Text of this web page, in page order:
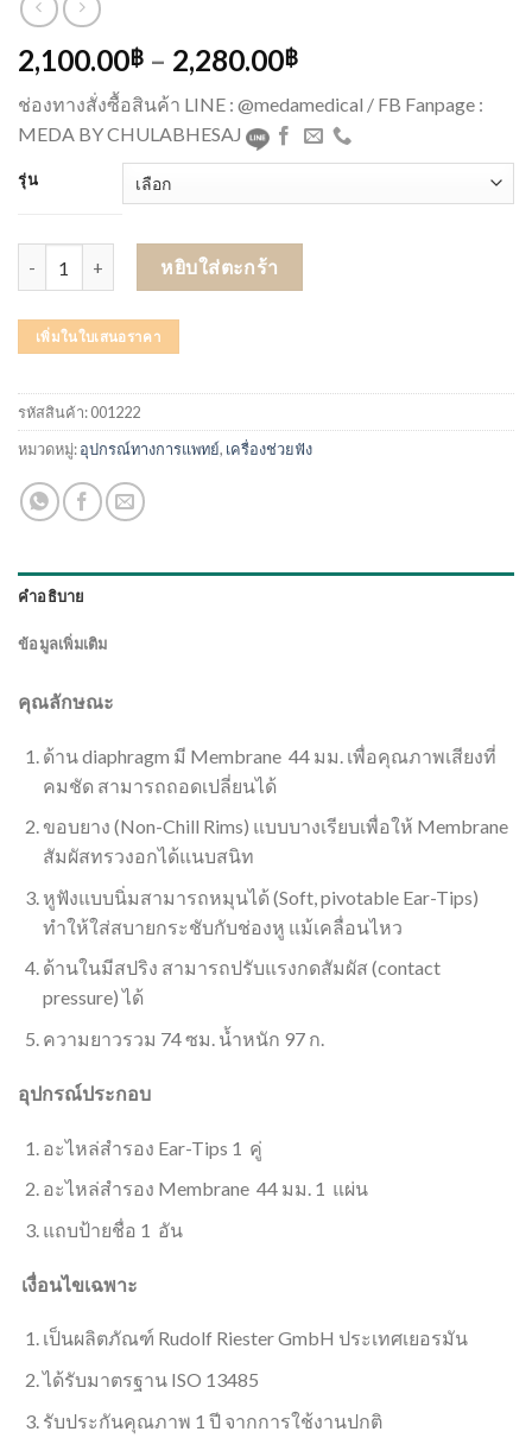
2,100.00฿ – 2,280.00฿
ช่องทางสั่งซื้อสินค้า LINE : @medamedical / FB Fanpage :
MEDA BY CHULABHESAJ
รุ่น
จำนวน หูฟัง STETHOSCOPE Riester ชิ้น
หยิบใส่ตะกร้า
เพิ่มในใบเสนอราคา
รหัสสินค้า:001222
หมวดหมู่:อุปกรณ์ทางการแพทย์, เครื่องช่วยฟัง
คำอธิบาย
ข้อมูลเพิ่มเติม
คุณลักษณะ
ด้าน diaphragm มี Membrane 44 มม. เพื่อคุณภาพเสียงที่
คมชัด สามารถถอดเปลี่ยนได้
ขอบยาง (Non-Chill Rims) แบบบางเรียบเพื่อให้ Membrane
สัมผัสทรวงอกได้แนบสนิท
หูฟังแบบนิ่มสามารถหมุนได้ (Soft, pivotable Ear-Tips)
ทำให้ใส่สบายกระชับกับช่องหู แม้เคลื่อนไหว
ด้านในมีสปริง สามารถปรับแรงกดสัมผัส (contact
pressure) ได้
ความยาวรวม 74 ซม. น้ำหนัก 97 ก.
อุปกรณ์ประกอบ
อะไหล่สำรอง Ear-Tips 1 คู่
อะไหล่สำรอง Membrane 44 มม. 1 แผ่น
แถบป้ายชื่อ 1 อัน
เงื่อนไขเฉพาะ
เป็นผลิตภัณฑ์ Rudolf Riester GmbH ประเทศเยอรมัน
ได้รับมาตรฐาน ISO 13485
รับประกันคุณภาพ 1 ปี จากการใช้งานปกติ